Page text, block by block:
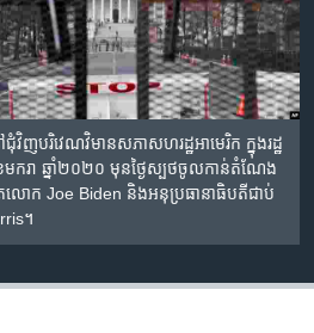
ជុំវិញបរិវេណវិមានសភាសហរដ្ឋអាមេរិក ក្នុងរដ្ឋ
មករា ឆ្នាំ២០២០ មុនថ្ងៃស្បថចូលកាន់តំណែង
លោក Joe Biden និងអនុប្រធានាធិបតីជាប់
។